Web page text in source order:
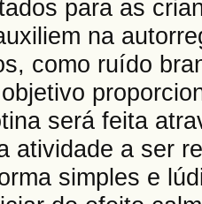
para as
na
como ruído
será feita
atividade a ser
simples e